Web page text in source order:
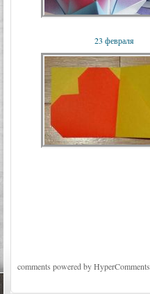
23 февраля
comments powered by HyperComments